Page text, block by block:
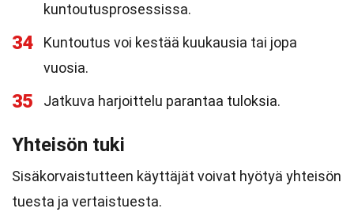
kuntoutusprosessissa.
34
Kuntoutus voi kestää kuukausia tai jopa
vuosia.
35 Jatkuva harjoittelu parantaa tuloksia.
Yhteisön tuki
Sisäkorvaistutteen käyttäjät voivat hyötyä yhteisön
tuesta ja vertaistuesta.